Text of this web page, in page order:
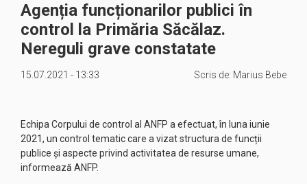
Agenția funcționarilor publici în
control la Primăria Săcălaz.
Nereguli grave constatate
15.07.2021 - 13:33 Scris de: Marius Bebe
Echipa Corpului de control al ANFP a efectuat, în luna iunie
2021, un control tematic care a vizat structura de funcții
publice şi aspecte privind activitatea de resurse umane,
informează ANFP.